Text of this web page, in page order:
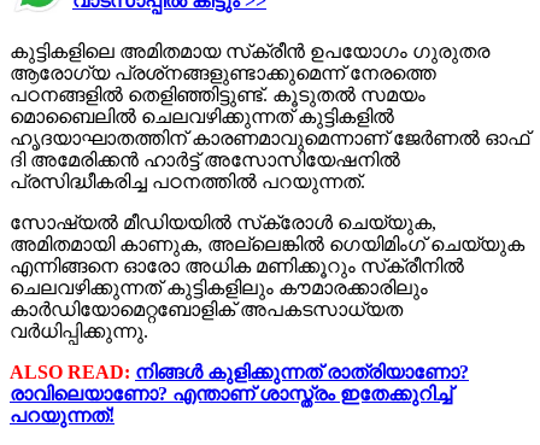
കുട്ടികളിലെ അമിതമായ സ്‌ക്രീന്‍ ഉപയോഗം ഗുരുതര
ആരോഗ്യ പ്രശ്‌നങ്ങളുണ്ടാക്കുമെന്ന് നേരത്തെ
പഠനങ്ങളില്‍ തെളിഞ്ഞിട്ടുണ്ട്. കൂടുതല്‍ സമയം
മൊബൈലില്‍ ചെലവഴിക്കുന്നത് കുട്ടികളില്‍
ഹൃദയാഘാതത്തിന് കാരണമാവുമെന്നാണ് ജേര്‍ണല്‍ ഓഫ്
ദി അമേരിക്കന്‍ ഹാര്‍ട്ട് അസോസിയേഷനില്‍
പ്രസിദ്ധീകരിച്ച പഠനത്തില്‍ പറയുന്നത്.
സോഷ്യല്‍ മീഡിയയില്‍ സ്‌ക്രോള്‍ ചെയ്യുക,
അമിതമായി കാണുക, അല്ലെങ്കില്‍ ഗെയിമിംഗ് ചെയ്യുക
എന്നിങ്ങനെ ഓരോ അധിക മണിക്കൂറും സ്‌ക്രീനില്‍
ചെലവഴിക്കുന്നത് കുട്ടികളിലും കൗമാരക്കാരിലും
കാര്‍ഡിയോമെറ്റബോളിക് അപകടസാധ്യത
വര്‍ധിപ്പിക്കുന്നു.
ALSO READ: നിങ്ങള്‍ കുളിക്കുന്നത് രാത്രിയാണോ?
രാവിലെയാണോ? എന്താണ് ശാസ്ത്രം ഇതേക്കുറിച്ച്
പറയുന്നത്!